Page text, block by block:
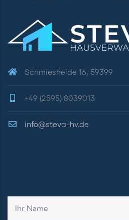
Schmiesheide 16, 59399
+49 (2595) 8039013
info@steva-hv.de